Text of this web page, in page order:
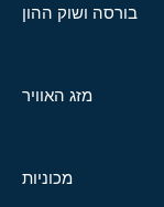
בורסה ושוק ההון
מזג האוויר
מכוניות